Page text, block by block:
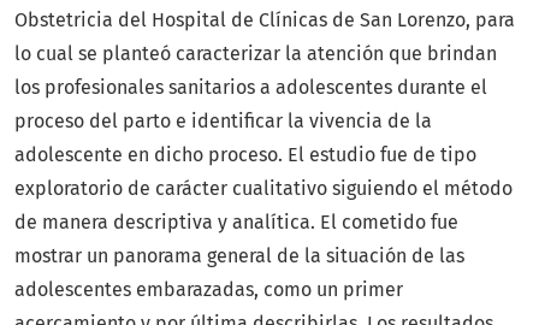
Obstetricia del Hospital de Clínicas de San Lorenzo, para
lo cual se planteó caracterizar la atención que brindan
los profesionales sanitarios a adolescentes durante el
proceso del parto e identificar la vivencia de la
adolescente en dicho proceso. El estudio fue de tipo
exploratorio de carácter cualitativo siguiendo el método
de manera descriptiva y analítica. El cometido fue
mostrar un panorama general de la situación de las
adolescentes embarazadas, como un primer